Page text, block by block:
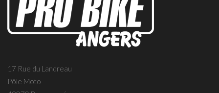
17 Rue du Landreau
Pôle Moto